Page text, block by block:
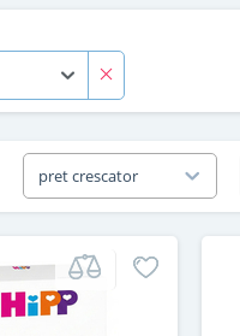
pret crescator